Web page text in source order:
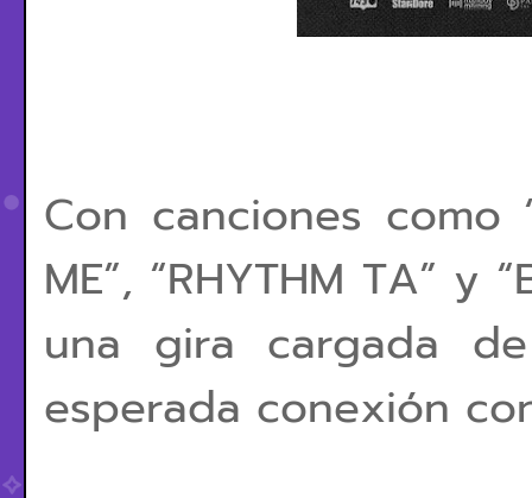
Con canciones como
ME”, “RHYTHM TA” y
una gira cargada
esperada conexión